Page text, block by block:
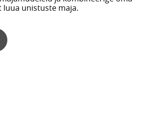
luua unistuste maja.